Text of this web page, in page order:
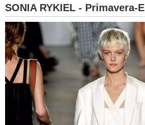
SONIA RYKIEL - Primavera-